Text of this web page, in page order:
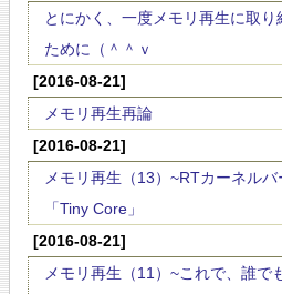
とにかく、一度メモリ再生に取り
ために（＾＾ｖ
[2016-08-21]
メモリ再生再論
[2016-08-21]
メモリ再生（13）~RTカーネル
「Tiny Core」
[2016-08-21]
メモリ再生（11）~これで、誰で